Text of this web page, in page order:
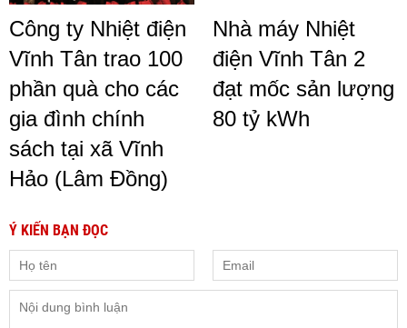
Công ty Nhiệt điện
Vĩnh Tân trao 100
phần quà cho các
gia đình chính
sách tại xã Vĩnh
Hảo (Lâm Đồng)
Nhà máy Nhiệt
điện Vĩnh Tân 2
đạt mốc sản lượng
80 tỷ kWh
Ý KIẾN BẠN ĐỌC